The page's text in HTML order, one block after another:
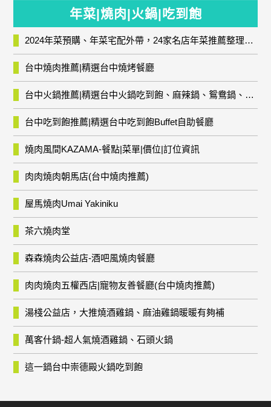
年菜|燒肉|火鍋|吃到飽
2024年菜預購、年菜宅配外帶，24家名店年菜推薦整理，圍爐輕鬆上菜團圓趣
台中燒肉推薦|精選台中燒烤餐廳
台中火鍋推薦|精選台中火鍋吃到飽、麻辣鍋、鴛鴦鍋、石頭火鍋、酸菜白肉鍋、海鮮鍋、燒酒雞、麻油雞、壽喜燒等熱門人氣火鍋店!
台中吃到飽推薦|精選台中吃到飽Buffet自助餐廳
燒肉風間KAZAMA-餐點|菜單|價位|訂位資訊
肉肉燒肉朝馬店(台中燒肉推薦)
屋馬燒肉Umai Yakiniku
茶六燒肉堂
森森燒肉公益店-酒吧風燒肉餐廳
肉肉燒肉五權西店|寵物友善餐廳(台中燒肉推薦)
湯棧公益店，大推燒酒雞鍋、麻油雞鍋暖暖有夠補
萬客什鍋-超人氣燒酒雞鍋、石頭火鍋
這一鍋台中崇德殿火鍋吃到飽